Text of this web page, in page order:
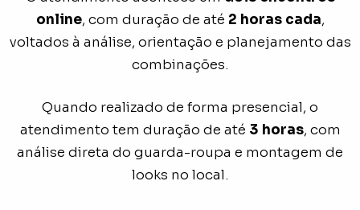
online, com duração de até 2 horas cada,
voltados à análise, orientação e planejamento das
combinações.
Quando realizado de forma presencial, o
atendimento tem duração de até 3 horas, com
análise direta do guarda-roupa e montagem de
looks no local.